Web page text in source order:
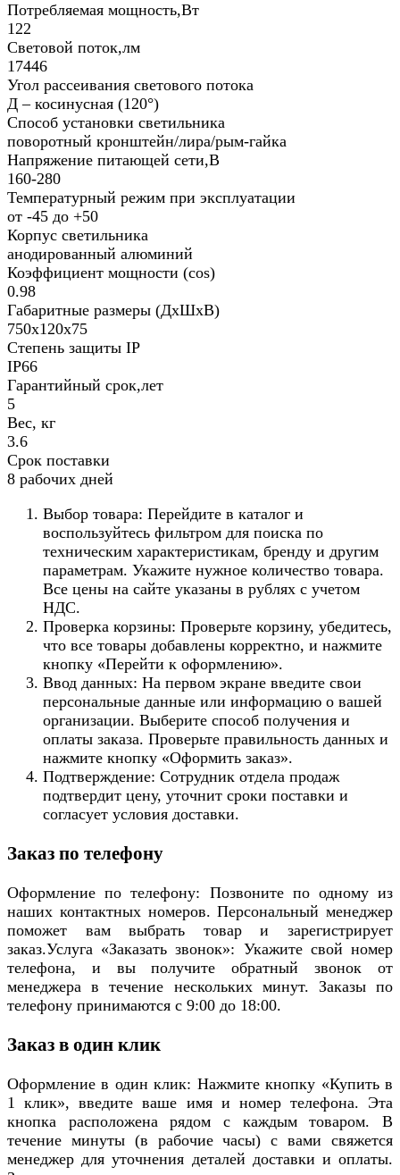
Потребляемая мощность,Вт
122
Световой поток,лм
17446
Угол рассеивания светового потока
Д – косинусная (120°)
Способ установки светильника
поворотный кронштейн/лира/рым-гайка
Напряжение питающей сети,В
160-280
Температурный режим при эксплуатации
от -45 до +50
Корпус светильника
анодированный алюминий
Коэффициент мощности (cos)
0.98
Габаритные размеры (ДхШхВ)
750х120х75
Степень защиты IP
IP66
Гарантийный срок,лет
5
Вес, кг
3.6
Срок поставки
8 рабочих дней
Выбор товара: Перейдите в каталог и
воспользуйтесь фильтром для поиска по
техническим характеристикам, бренду и другим
параметрам. Укажите нужное количество товара.
Все цены на сайте указаны в рублях с учетом
НДС.
Проверка корзины: Проверьте корзину, убедитесь,
что все товары добавлены корректно, и нажмите
кнопку «Перейти к оформлению».
Ввод данных: На первом экране введите свои
персональные данные или информацию о вашей
организации. Выберите способ получения и
оплаты заказа. Проверьте правильность данных и
нажмите кнопку «Оформить заказ».
Подтверждение: Сотрудник отдела продаж
подтвердит цену, уточнит сроки поставки и
согласует условия доставки.
Заказ по телефону
Оформление по телефону: Позвоните по одному из
наших контактных номеров. Персональный менеджер
поможет вам выбрать товар и зарегистрирует
заказ.Услуга «Заказать звонок»: Укажите свой номер
телефона, и вы получите обратный звонок от
менеджера в течение нескольких минут. Заказы по
телефону принимаются с 9:00 до 18:00.
Заказ в один клик
Оформление в один клик: Нажмите кнопку «Купить в
1 клик», введите ваше имя и номер телефона. Эта
кнопка расположена рядом с каждым товаром. В
течение минуты (в рабочие часы) с вами свяжется
менеджер для уточнения деталей доставки и оплаты.